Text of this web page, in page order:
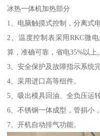
冰热一体机加热部分
1、电脑触摸式控制，分离式
2、温度控制表采用RKC微
算，准确可靠，省电35%以上。
3、安全保护及故障指示系统完
4、采用进口高等组件。
5、吸出模具回油、全负压运
6、不锈钢一体成型，管捐小
7、开机自动排气功能。